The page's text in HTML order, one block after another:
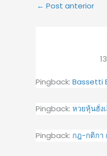
← Post anterior
Pingback: Bassetti
Pingback: หวยหุ้นฮั่ง
Pingback: กฎ-กติกา